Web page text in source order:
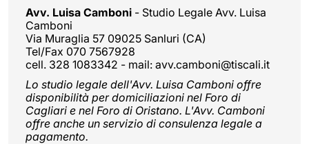
Avv. Luisa Camboni - Studio Legale Avv. Luisa
Camboni
Via Muraglia 57 09025 Sanluri (CA)
Tel/Fax 070 7567928
cell. 328 1083342 - mail: avv.camboni@tiscali.it
Lo studio legale dell'Avv. Luisa Camboni offre
disponibilità per domiciliazioni nel Foro di
Cagliari e nel Foro di Oristano. L'Avv. Camboni
offre anche un servizio di consulenza legale a
pagamento.